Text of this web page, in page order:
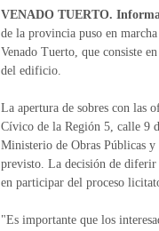
VENADO TUERTO.
de la provincia puso en
Venado Tuerto, que consiste
del edificio.
La apertura de sobres con las
Cívico de la Región 5, calle 9
Ministerio de Obras Públicas y
previsto. La decisión de diferir
en participar del proceso
"Es importante que los